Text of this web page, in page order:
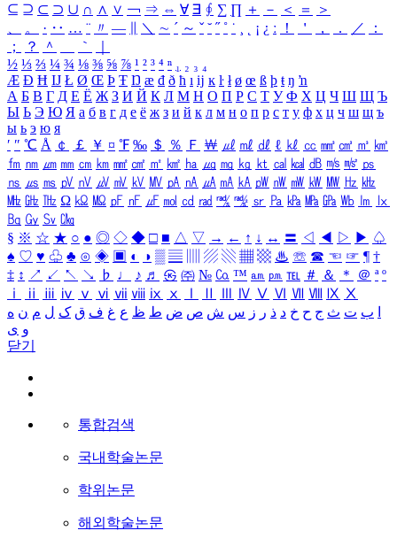
⊆ ⊇ ⊂ ⊃ ∪ ∩ ∧ ∨ ￢ ⇒ ⇔ ∀ ∃ ∮ ∑ ∏ ＋ － ＜ ＝
＞
、
。 · ‥ … ¨ 〃 ― ＼ ∼ ´ ～ ˇ ˘ ˝ ˚ ˙ ¸ ¡ ¿ ː ！ ＇ ， ． ／
：
；
？ ＾ ｀
½ ⅓ ⅔ ¼ ¾ ⅛ ⅜ ⅝ ⅞ ¹ ² ³ ⁴ ⁿ ₁ ₂ ₃ ₄
Æ Ð Ħ Ĳ Ł Ø Œ Þ Ŧ Ŋ æ đ ð ħ ı ĳ ĸ ŀ ł ø œ ß þ ŧ ŋ ŉ
А Б В Г Д Е Ё Ж З И Й К Л М Н О П Р С Т У Ф Х Ц Ч Ш Щ Ъ
Ы Ь Э Ю Я а б в г д е ё ж з и й к л м н о п р с т у ф х ц ч ш щ ъ
ы ь э ю я
′ ″ ℃ Å ￠ ￡ ￥ ¤ ℉ ‰ ＄ ％ Ｆ ￦ ㎕ ㎖ ㎗ ℓ ㎘ ㏄ ㎣ ㎤ ㎥ ㎦
㎙ ㎚ ㎛ ㎜ ㎝ ㎞ ㎟ ㎠ ㎡ ㎢ ㏊ ㎍ ㎎ ㎏ ㏏ ㎈ ㎉ ㏈ ㎧ ㎨ ㎰
㎱ ㎲ ㎳ ㎴ ㎵ ㎶ ㎷ ㎸ ㎹ ㎀ ㎁ ㎂ ㎃ ㎄ ㎺ ㎻ ㎽ ㎾ ㎿ ㎐ ㎑
㎒ ㎓ ㎔ Ω ㏀ ㏁ ㎊ ㎋ ㎌ ㏖ ㏅ ㎭ ㎮ ㎯ ㏛ ㎩ ㎪ ㎫ ㎬ ㏝ ㏐
㏓
㏃ ㏉ ㏜ ㏆
§ ※ ☆ ★ ○ ● ◎ ◇ ◆ □ ■ △ ▽ → ← ↑ ↓ ↔ 〓 ◁ ◀ ▷ ▶ ♤
♠ ♡ ♥ ♧ ♣ ⊙ ◈ ▣ ◐ ◑ ▒ ▤ ▨ ▧ ▦ ▩ ♨ ☏ ☎ ☜ ☞ ¶ †
‡ ↕ ↗ ↙ ↖ ↘ ♭ ♩ ♪ ♬ ㉿ ㈜ № ㏇ ™ ㏂ ㏘ ℡ ＃ ＆ ＊ ＠ ª º
ⅰ
ⅱ ⅲ ⅳ ⅴ ⅵ ⅶ ⅷ ⅸ ⅹ Ⅳ Ⅴ Ⅵ Ⅶ Ⅷ Ⅸ Ⅹ
ب ت ث ج ح خ د ذ ر ز س ش ص ض ط ظ ع غ ف ق ک ل م ن ه
و ی
닫기
통합검색
국내학술논문
학위논문
해외학술논문